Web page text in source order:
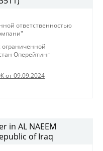
ответственностью
ограниченной
Оперейтинг
от 09.09.2024
in AL NAEEM
of Iraq